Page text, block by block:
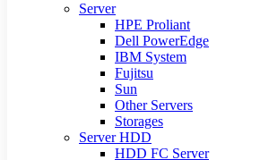
Server
HPE Proliant
Dell PowerEdge
IBM System
Fujitsu
Sun
Other Servers
Storages
Server HDD
HDD FC Server